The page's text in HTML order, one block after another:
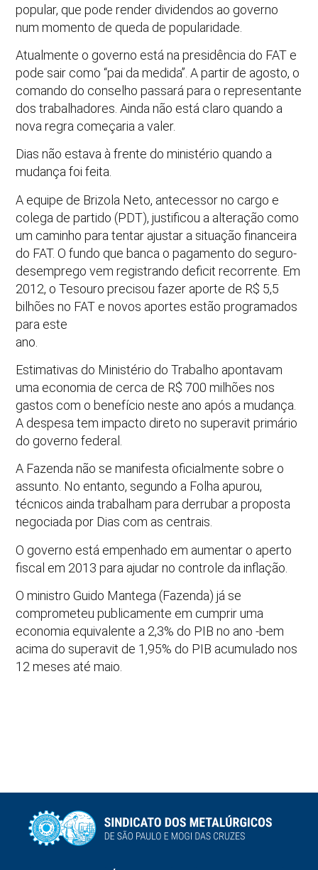
popular, que pode render dividendos ao governo
num momento de queda de popularidade.
Atualmente o governo está na presidência do FAT e
pode sair como “pai da medida”. A partir de agosto, o
comando do conselho passará para o representante
dos trabalhadores. Ainda não está claro quando a
nova regra começaria a valer.
Dias não estava à frente do ministério quando a
mudança foi feita.
A equipe de Brizola Neto, antecessor no cargo e
colega de partido (PDT), justificou a alteração como
um caminho para tentar ajustar a situação financeira
do FAT. O fundo que banca o pagamento do seguro-
desemprego vem registrando deficit recorrente. Em
2012, o Tesouro precisou fazer aporte de R$ 5,5
bilhões no FAT e novos aportes estão programados
para este
ano.
Estimativas do Ministério do Trabalho apontavam
uma economia de cerca de R$ 700 milhões nos
gastos com o benefício neste ano após a mudança.
A despesa tem impacto direto no superavit primário
do governo federal.
A Fazenda não se manifesta oficialmente sobre o
assunto. No entanto, segundo a Folha apurou,
técnicos ainda trabalham para derrubar a proposta
negociada por Dias com as centrais.
O governo está empenhado em aumentar o aperto
fiscal em 2013 para ajudar no controle da inflação.
O ministro Guido Mantega (Fazenda) já se
comprometeu publicamente em cumprir uma
economia equivalente a 2,3% do PIB no ano -bem
acima do superavit de 1,95% do PIB acumulado nos
12 meses até maio.